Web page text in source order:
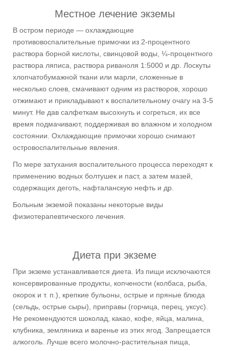
Местное лечение экземы
В остром периоде — охлаждающие
противовоспалительные примочки из 2-процентного
раствора борной кислоты, свинцовой воды, ¼-процентного
раствора ляписа, раствора риваноля 1:5000 и др. Лоскуты
хлопчатобумажной ткани или марли, сложенные в
несколько слоев, смачивают одним из растворов, хорошо
отжимают и прикладывают к воспалительному очагу на 3-5
минут. Не дав салфеткам высохнуть и согреться, их все
время подмачивают, поддерживая во влажном и холодном
состоянии. Охлаждающие примочки хорошо снимают
островоспалительные явления.
По мере затухания воспалительного процесса переходят к
применению водных болтушек и паст, а затем мазей,
содержащих деготь, нафталанскую нефть и др.
Больным экземой показаны некоторые виды
физиотерапевтического лечения.
Диета при экземе
При экземе устанавливается диета. Из пищи исключаются
консервированные продукты, копчености (колбаса, рыба,
окорок и т. п.), крепкие бульоны, острые и пряные блюда
(сельдь, острые сыры), приправы (горчица, перец, уксус).
Не рекомендуются шоколад, какао, кофе, яйца, малина,
клубника, земляника и варенье из этих ягод. Запрещается
алкоголь. Лучше всего молочно-растительная пища,